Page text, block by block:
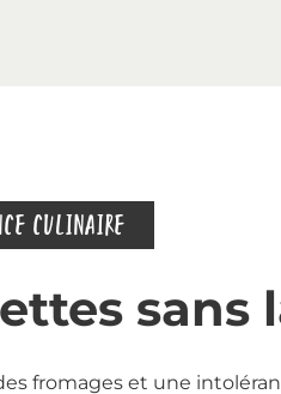
CULINAIRE
sans
fromages et une